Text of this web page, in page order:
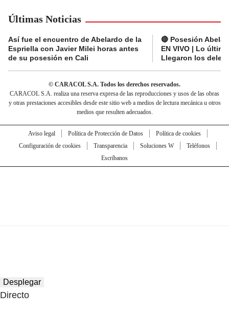
Últimas Noticias
Así fue el encuentro de Abelardo de la
Espriella con Javier Milei horas antes
de su posesión en Cali
🔴 Posesión
EN VIVO | Lo
Llegaron los
© CARACOL S.A. Todos los derechos reservados.
CARACOL S.A. realiza una reserva expresa de las reproducciones y usos de las obras
y otras prestaciones accesibles desde este sitio web a medios de lectura mecánica u otros
medios que resulten adecuados.
Aviso legal Política de Protección de Datos
Política de cookies
Configuración de cookies
Transparencia Soluciones W
Teléfonos
Escríbanos
Desplegar
Directo